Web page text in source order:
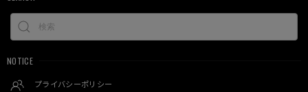
NOTICE
プライバシーポリシー